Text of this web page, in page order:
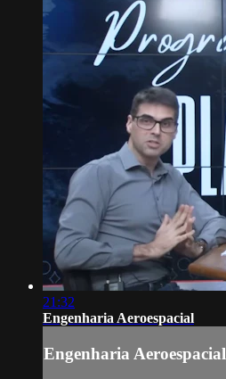
21:32
Engenharia Aeroespacial
Engenharia Aeroespacial